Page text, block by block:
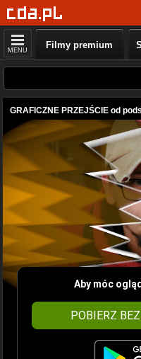
MENU Filmy premium
GRAFICZNE PRZEJŚCIE od
Aby móc
POBIERZ